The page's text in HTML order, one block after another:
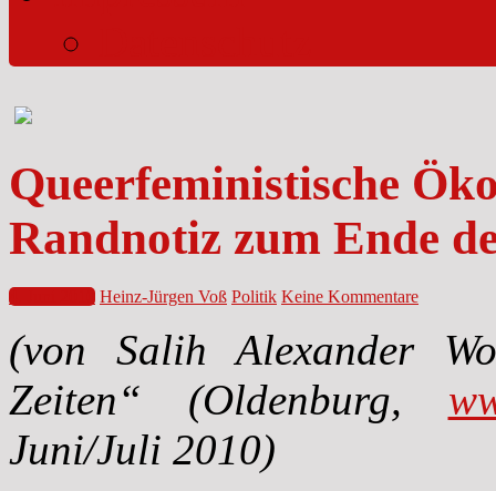
Queerfeministische
Randnotiz zum Ende
4. Juni 2010 Heinz-Jürgen Voß Politik Keine Kommentare
(von Salih Alexander
Zeiten“ (Oldenburg,
Juni/Juli 2010)